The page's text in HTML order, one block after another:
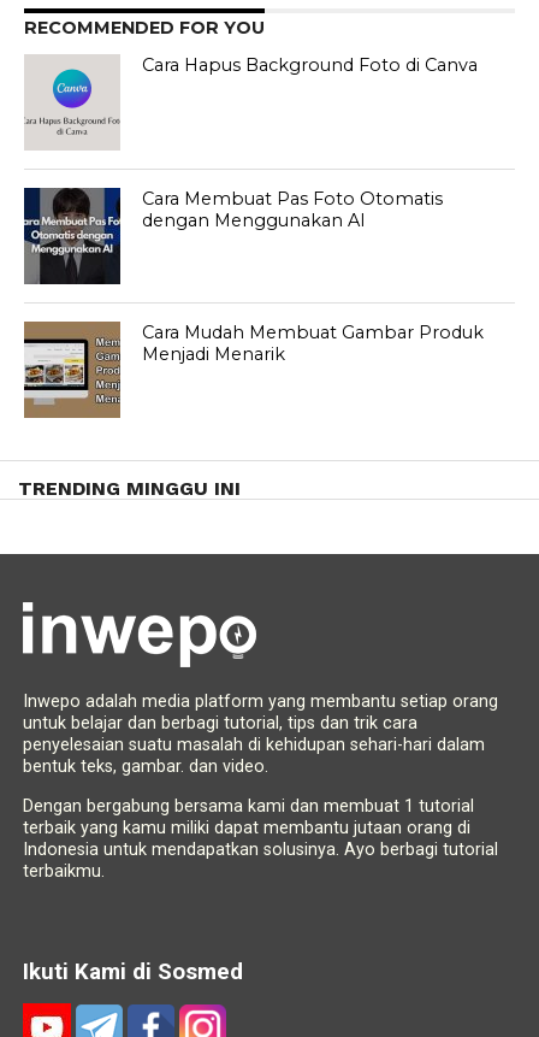
RECOMMENDED FOR YOU
Cara Hapus Background Foto di Canva
Cara Membuat Pas Foto Otomatis
dengan Menggunakan AI
Cara Mudah Membuat Gambar Produk
Menjadi Menarik
TRENDING MINGGU INI
Inwepo adalah media platform yang membantu setiap orang
untuk belajar dan berbagi tutorial, tips dan trik cara
penyelesaian suatu masalah di kehidupan sehari-hari dalam
bentuk teks, gambar. dan video.
Dengan bergabung bersama kami dan membuat 1 tutorial
terbaik yang kamu miliki dapat membantu jutaan orang di
Indonesia untuk mendapatkan solusinya. Ayo berbagi tutorial
terbaikmu.
Ikuti Kami di Sosmed